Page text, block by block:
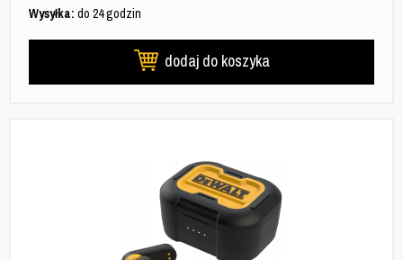
Wysyłka: do 24 godzin
dodaj do koszyka